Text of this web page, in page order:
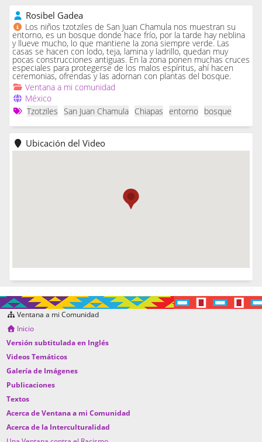
Rosibel Gadea
Los niños tzotziles de San Juan Chamula nos muestran su
entorno, es un bosque donde hace frío, por la tarde hay neblina
y llueve mucho, lo que mantiene la zona siempre verde. Las
casas se hacen con lodo, teja, lamina y ladrillo, quedan muy
pocas construcciones antiguas. En la zona ponen muchas cruces
especiales para protegerse de los malos espíritus, ahí hacen
ceremonias, ofrendas y las adornan con plantas del bosque.
Ventana a mi comunidad
México
Tzotziles
San Juan Chamula Chiapas entorno bosque
Ubicación del Video
Ventana a mi Comunidad
Inicio
Versión subtitulada en Inglés
Videos Temáticos
Galería de Imágenes
Publicaciones
Textos
Acerca de Ventana a mi Comunidad
Acerca de la Interculturalidad